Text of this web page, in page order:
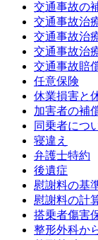
交通事故の
交通事故治
交通事故治
交通事故治
交通事故賠
任意保険
休業損害と
加害者の補
同乗者につ
寝違え
弁護士特約
後遺症
慰謝料の基
慰謝料の計
搭乗者傷害
整形外科か